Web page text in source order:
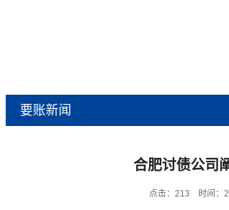
要账新闻
合肥讨债公司
点击：213 时间：